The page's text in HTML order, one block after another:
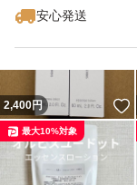
安心発送
2,400円
最大10%対象